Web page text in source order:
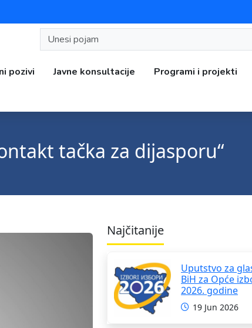
pozivi Javne konsultacije Programi i projekti
tačka za dijasporu“
Najčitanije
Uputstvo za
BiH za Opće
2026. godine
19 Jun 2026